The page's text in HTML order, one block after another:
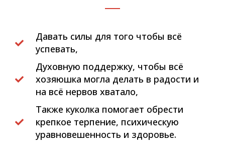
Давать силы для того чтобы всё
успевать,
Духовную поддержку, чтобы всё
хозяюшка могла делать в радости и
на всё нервов хватало,
Также куколка помогает обрести
крепкое терпение, психическую
уравновешенность и здоровье.